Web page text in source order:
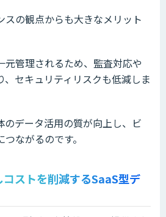
スの観点からも大きなメリット
元管理されるため、監査対応や
セキュリティリスクも低減しま
のデータ活用の質が向上し、ビ
ながるのです。
ストを削減するSaaS型デ